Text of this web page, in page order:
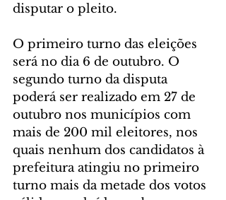
disputar o pleito.
O primeiro turno das eleições
será no dia 6 de outubro. O
segundo turno da disputa
poderá ser realizado em 27 de
outubro nos municípios com
mais de 200 mil eleitores, nos
quais nenhum dos candidatos à
prefeitura atingiu no primeiro
turno mais da metade dos votos